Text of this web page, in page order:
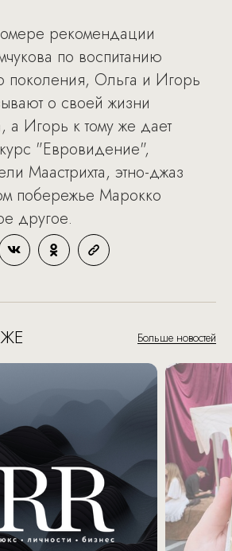
рекомендации
по воспитанию
поколения, Ольга и Игорь
о своей жизни
а Игорь к тому же дает
"Евровидение",
Маастрихта, этно-джаз
побережье Марокко
другое.
Больше новостей